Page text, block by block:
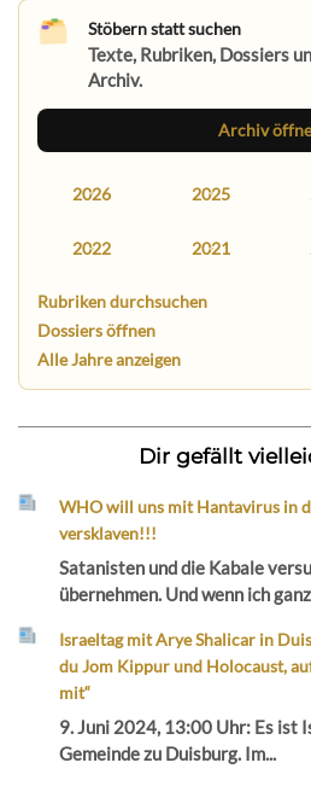
Stöbern statt suchen
Texte, Rubriken, Dossiers
Archiv.
Archiv
2026 2025
2022 2021
Rubriken durchsuchen
Dossiers öffnen
Alle Jahre anzeigen
Dir gefällt
WHO will uns mit Hantavirus in
versklaven!!!
Satanisten und die Kabale
übernehmen. Und wenn ich
Israeltag mit Arye Shalicar in
du Jom Kippur und Holocaust,
mit“
9. Juni 2024, 13:00 Uhr: Es ist
Gemeinde zu Duisburg. Im...